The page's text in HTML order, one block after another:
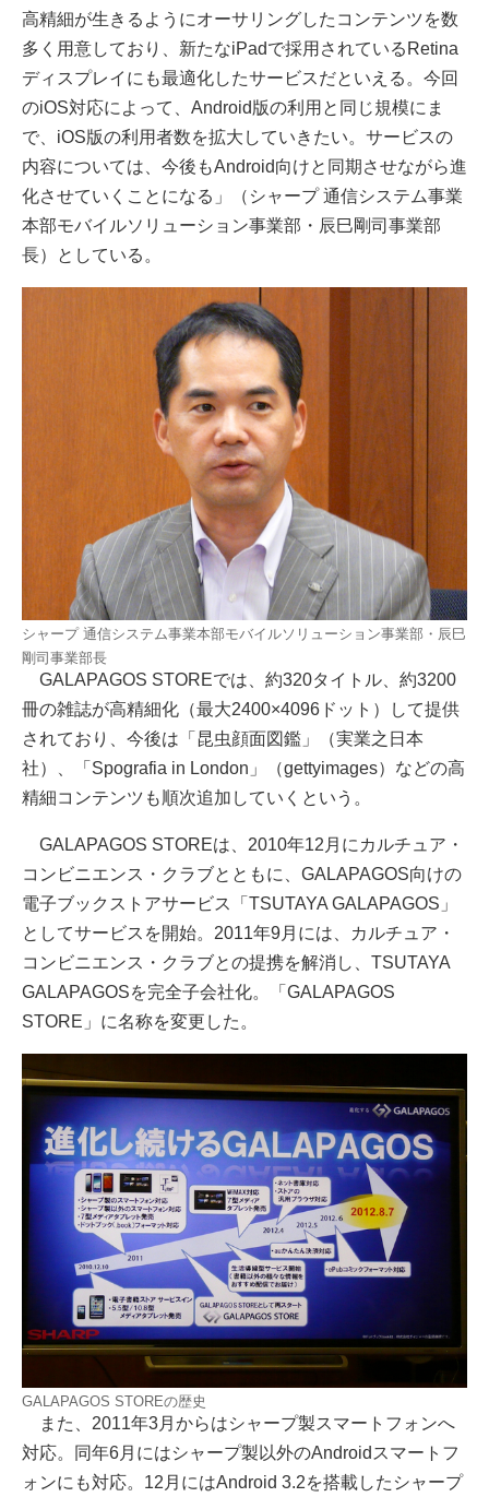
高精細が生きるようにオーサリングしたコンテンツを数
多く用意しており、新たなiPadで採用されているRetina
ディスプレイにも最適化したサービスだといえる。今回
のiOS対応によって、Android版の利用と同じ規模にま
で、iOS版の利用者数を拡大していきたい。サービスの
内容については、今後もAndroid向けと同期させながら進
化させていくことになる」（シャープ 通信システム事業
本部モバイルソリューション事業部・辰巳剛司事業部
長）としている。
シャープ 通信システム事業本部モバイルソリューション事業部・辰巳
剛司事業部長
GALAPAGOS STOREでは、約320タイトル、約3200
冊の雑誌が高精細化（最大2400×4096ドット）して提供
されており、今後は「昆虫顔面図鑑」（実業之日本
社）、「Spografia in London」（gettyimages）などの高
精細コンテンツも順次追加していくという。
GALAPAGOS STOREは、2010年12月にカルチュア・
コンビニエンス・クラブとともに、GALAPAGOS向けの
電子ブックストアサービス「TSUTAYA GALAPAGOS」
としてサービスを開始。2011年9月には、カルチュア・
コンビニエンス・クラブとの提携を解消し、TSUTAYA
GALAPAGOSを完全子会社化。「GALAPAGOS
STORE」に名称を変更した。
GALAPAGOS STOREの歴史
また、2011年3月からはシャープ製スマートフォンへ
対応。同年6月にはシャープ製以外のAndroidスマートフ
ォンにも対応。12月にはAndroid 3.2を搭載したシャープ